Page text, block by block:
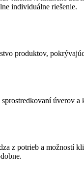
individuálne riešenie.
produktov,
úverov
z potrieb a možností